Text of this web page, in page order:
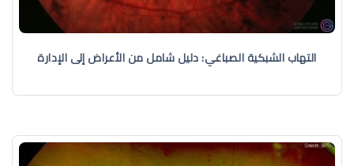
التهاب الشبكية الصباغي: دليل شامل من الأعراض إلى الإدارة